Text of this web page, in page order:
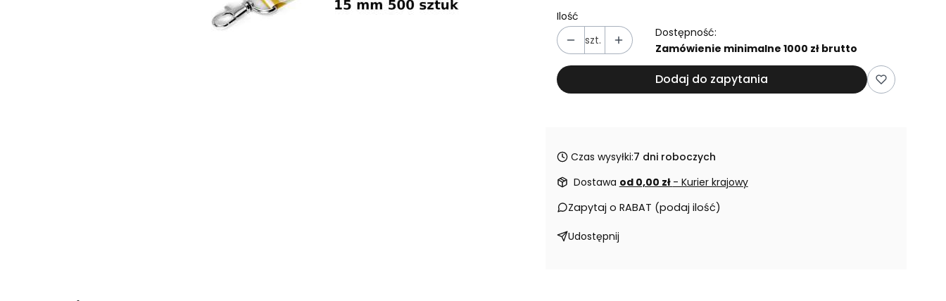
Ilość
szt.
Dostępność:
Zamówienie minimalne 1000 zł brutto
Dodaj do zapytania
Czas wysyłki:7 dni roboczych
Dostawa od 0,00 zł - Kurier krajowy
Zapytaj o RABAT (podaj ilość)
Udostępnij